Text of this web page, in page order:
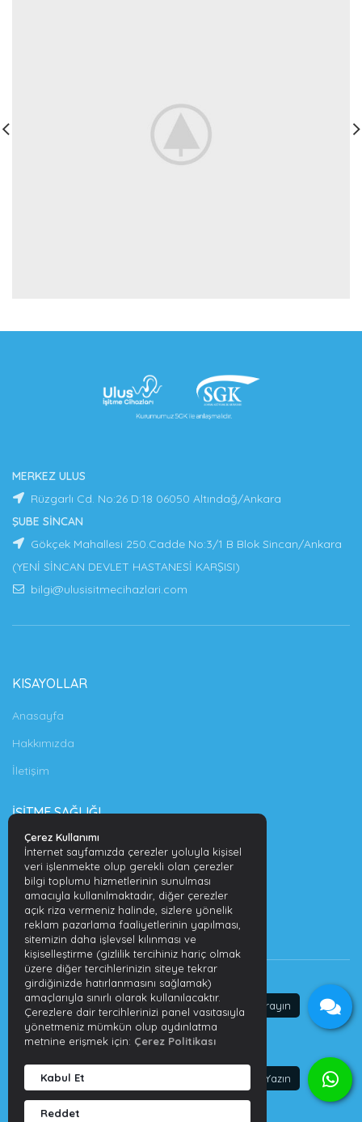
MERKEZ ULUS
Rüzgarlı Cd. No:26 D:18 06050 Altındağ/Ankara
ŞUBE SİNCAN
Gökçek Mahallesi 250.Cadde No:3/1 B Blok Sincan/Ankara
(YENİ SİNCAN DEVLET HASTANESİ KARŞISI)
bilgi@ulusisitmecihazlari.com
Çerez Kullanımı
İnternet sayfamızda çerezler yoluyla kişisel
veri işlenmekte olup gerekli olan çerezler
bilgi toplumu hizmetlerinin sunulması
amacıyla kullanılmaktadır, diğer çerezler
açık riza vermeniz halinde, sizlere yönelik
reklam pazarlama faaliyetlerinin yapılması,
sitemizin daha işlevsel kılınması ve
kişiselleştirme (gizlilik tercihiniz hariç olmak
üzere diğer tercihlerinizin siteye tekrar
girdiğinizde hatırlanmasını sağlamak)
amaçlarıyla sınırlı olarak kullanılacaktır.
Çerezlere dair tercihlerinizi panel vasıtasıyla
yönetmeniz mümkün olup aydınlatma
metnine erişmek için: Çerez Politikası
Kabul Et
Reddet
KISAYOLLAR
Anasayfa
Hakkımızda
İletişim
İŞITME SAĞLIĞI
İşitme Kaybının Nedenleri
İşitme Kaybı Tedavi Edilmezse Ne Olur?
İşitme Kaybının Önlenmesi
İşitme Kaybının Belirtileri Nelerdir?
HIZMETLER
İşitme Testi
Şarj Edilebilir Cihazları
Kulak İçi İşitme Cihazları